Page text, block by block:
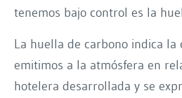
tenemos bajo control es la
La huella de carbono indica la
emitimos a la atmósfera en
hotelera desarrollada y se